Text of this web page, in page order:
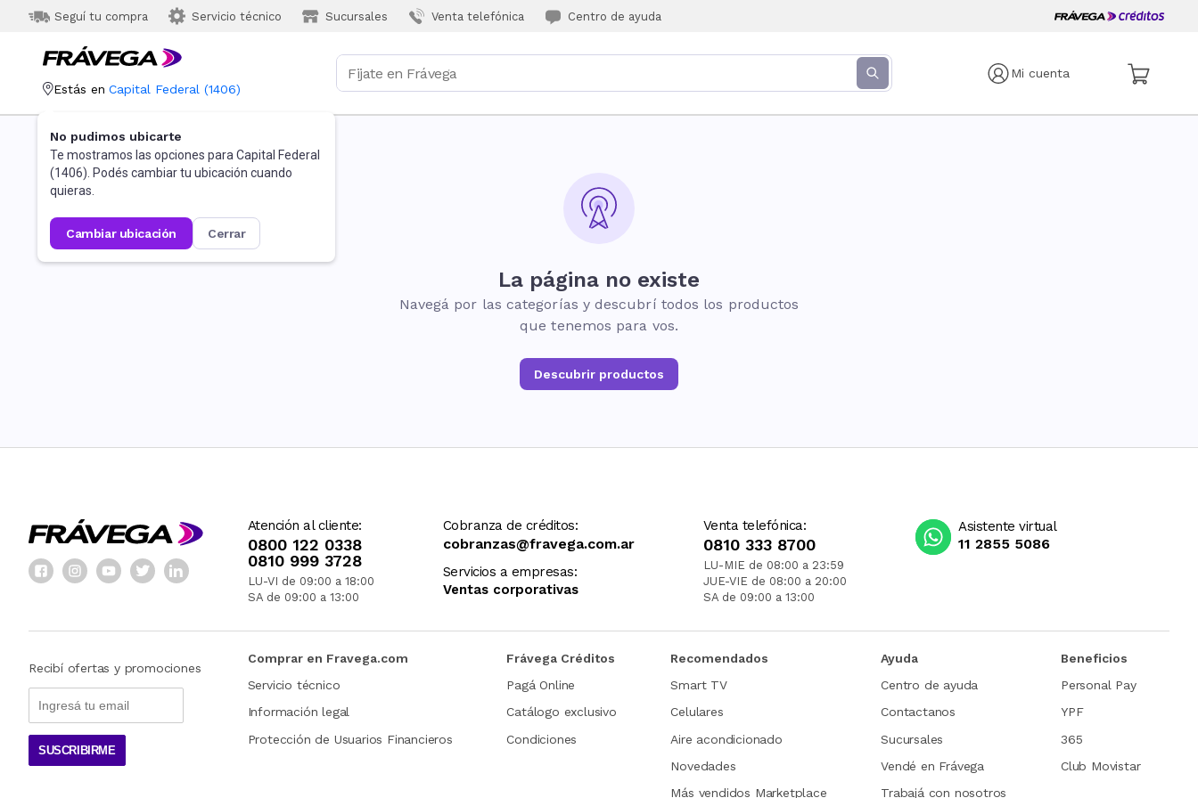
Seguí tu compra Servicio técnico Sucursales Venta telefónica Centro de ayuda
Mi cuenta
Estás en Capital Federal (1406)
No pudimos ubicarte
Te mostramos las opciones para Capital Federal
(1406). Podés cambiar tu ubicación cuando
quieras.
cambiar ubicación cerrar
La página no existe
Navegá por las categorías y descubrí todos los productos
que tenemos para vos.
Descubrir productos
Atención al cliente:
0800 122 0338
0810 999 3728
LU-VI de 09:00 a 18:00
SA de 09:00 a 13:00
Cobranza de créditos:
cobranzas@fravega.com.ar
Servicios a empresas:
Ventas corporativas
Venta telefónica:
0810 333 8700
LU-MIE de 08:00 a 23:59
JUE-VIE de 08:00 a 20:00
SA de 09:00 a 13:00
Asistente virtual
11 2855 5086
Recibí ofertas y promociones
SUSCRIBIRME
Comprar en Fravega.com
Servicio técnico
Información legal
Protección de Usuarios Financieros
Frávega Créditos
Pagá Online
Catálogo exclusivo
Condiciones
Recomendados
Smart TV
Celulares
Aire acondicionado
Novedades
Más vendidos Marketplace
Ayuda
Centro de ayuda
Contactanos
Sucursales
Vendé en Frávega
Trabajá con nosotros
Beneficios
Personal Pay
YPF
365
Club Movistar